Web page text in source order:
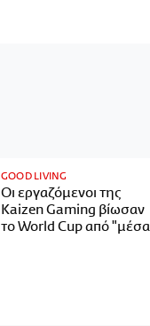
GOOD LIVING
Οι εργαζόμενοι της
Kaizen Gaming βίωσαν
το World Cup από